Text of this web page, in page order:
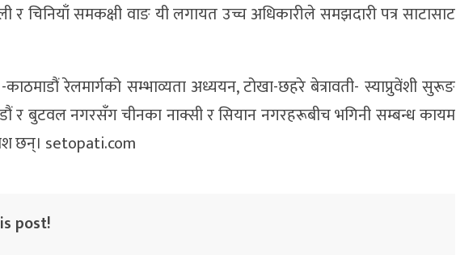
र चिनियाँ समकक्षी वाङ यी लगायत उच्च अधिकारीले समझदारी पत्र साटासाट
रेलमार्गको सम्भाव्यता अध्ययन, टोखा-छहरे बेत्रावती- स्याप्रुवेंशी सुरूङ
र बुटवल नगरसँग चीनका नाक्सी र सियान नगरहरूबीच भगिनी सम्बन्ध कायम
छन्। setopati.com
post!